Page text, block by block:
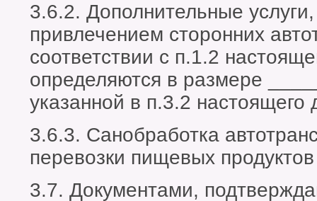
3.6.2. Дополнительные
привлечением сторонних
соответствии с п.1.2
определяются в размере
указанной в п.3.2 настоящего
3.6.3. Санобработка
перевозки пищевых
3.7. Документами,